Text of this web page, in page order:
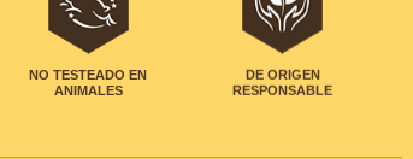
NO TESTEADO EN
ANIMALES
DE ORIGEN
RESPONSABLE